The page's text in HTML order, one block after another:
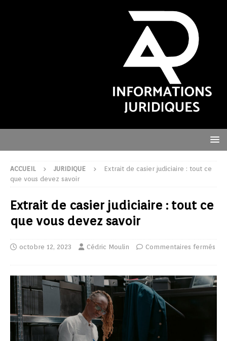
ACCUEIL JURIDIQUE
Extrait de casier judiciaire : tout ce
que vous devez savoir
Extrait de casier judiciaire : tout ce
que vous devez savoir
octobre 12, 2023 Cédric Moulin Commentaires fermés